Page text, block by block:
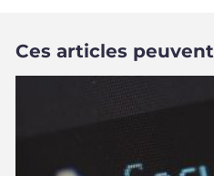
Ces articles peuvent